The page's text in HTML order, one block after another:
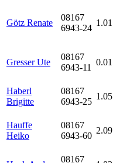
Götz Renate
08167
6943-24
1.01
Gresser Ute
08167
6943-11
0.01
Haberl
Brigitte
08167
6943-25
1.05
Hauffe
Heiko
08167
6943-60
2.09
08167